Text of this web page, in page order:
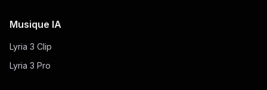
Musique IA
Lyria 3 Clip
Lyria 3 Pro